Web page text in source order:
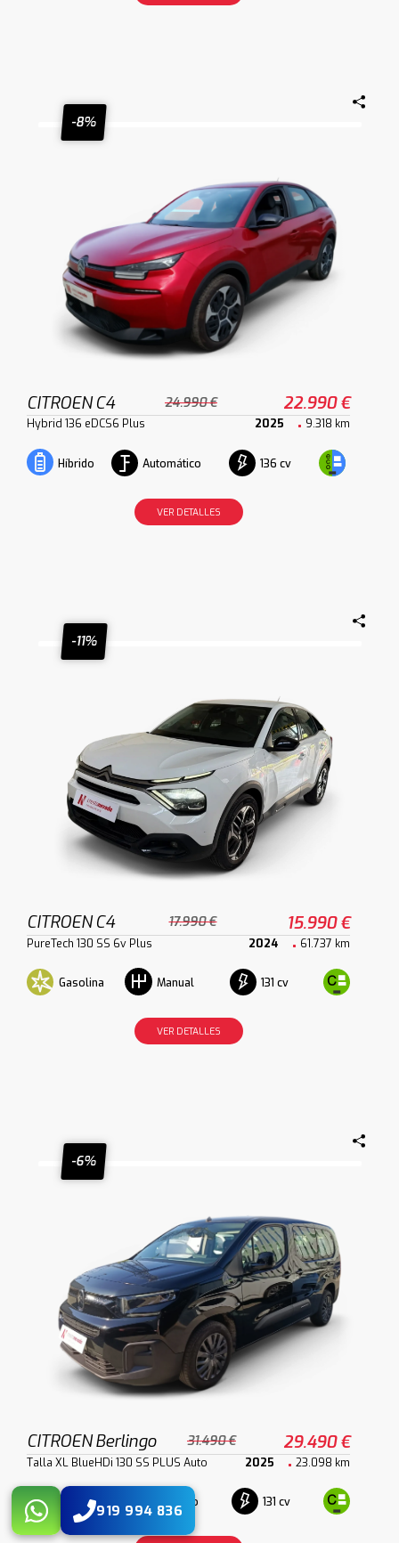
-8%
CITROEN C4 24.990 € 22.990 €
Hybrid 136 eDCS6 Plus 2025 9.318 km
Híbrido Automático 136 cv
VER DETALLES
-11%
CITROEN C4 17.990 € 15.990 €
PureTech 130 SS 6v Plus 2024 61.737 km
Gasolina Manual 131 cv
VER DETALLES
-6%
CITROEN Berlingo 31.490 € 29.490 €
Talla XL BlueHDi 130 SS PLUS Auto 2025 23.098 km
Diesel Automático 131 cv
919 994 836